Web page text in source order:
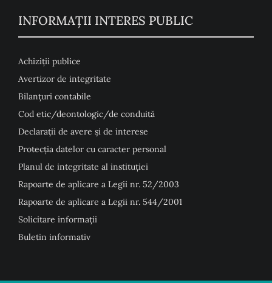
INFORMAȚII INTERES PUBLIC
Achiziții publice
Avertizor de integritate
Bilanțuri contabile
Cod etic/deontologic/de conduită
Declarații de avere și de interese
Protecția datelor cu caracter personal
Planul de integritate al instituției
Rapoarte de aplicare a Legii nr. 52/2003
Rapoarte de aplicare a Legii nr. 544/2001
Solicitare informații
Buletin informativ